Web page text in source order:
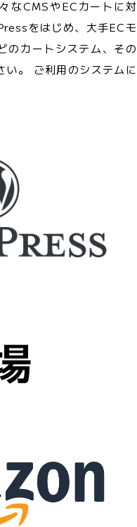
なCMSやECカートに対
をはじめ、大手ECモ
カートシステム、その
い。 ご利用のシステムに